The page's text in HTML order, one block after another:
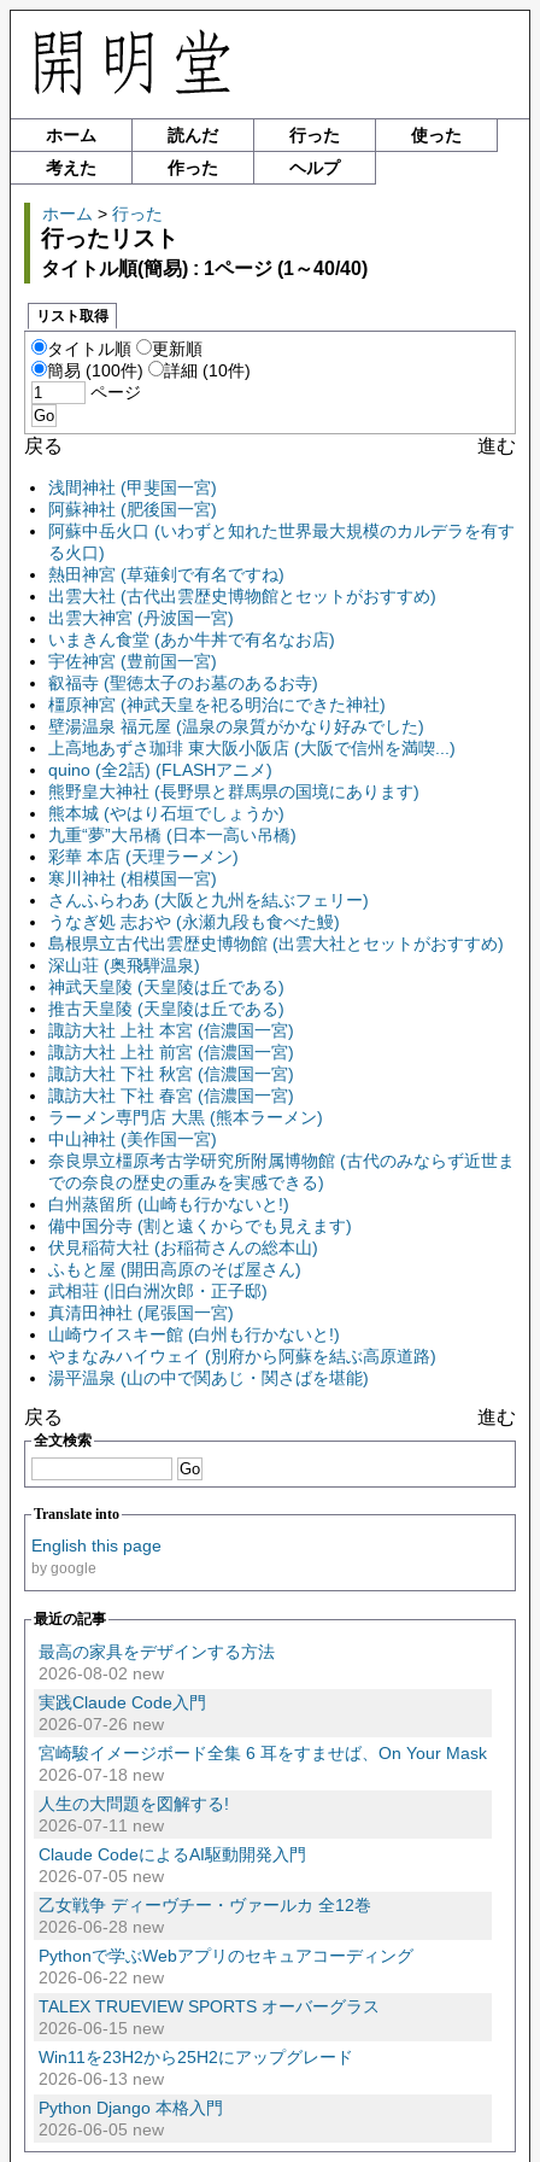
ホーム 読んだ 行った
使った
考えた
作った ヘルプ
ホーム > 行った
行ったリスト
タイトル順(簡易) : 1ページ (1～40/40)
リスト取得
タイトル順
更新順
簡易 (100件)
詳細 (10件)
ページ
戻る 進む
浅間神社 (甲斐国一宮)
阿蘇神社 (肥後国一宮)
阿蘇中岳火口 (いわずと知れた世界最大規模のカルデラを有す
る火口)
熱田神宮 (草薙剣で有名ですね)
出雲大社 (古代出雲歴史博物館とセットがおすすめ)
出雲大神宮 (丹波国一宮)
いまきん食堂 (あか牛丼で有名なお店)
宇佐神宮 (豊前国一宮)
叡福寺 (聖徳太子のお墓のあるお寺)
橿原神宮 (神武天皇を祀る明治にできた神社)
壁湯温泉 福元屋 (温泉の泉質がかなり好みでした)
上高地あずさ珈琲 東大阪小阪店 (大阪で信州を満喫...)
quino (全2話) (FLASHアニメ)
熊野皇大神社 (長野県と群馬県の国境にあります)
熊本城 (やはり石垣でしょうか)
九重“夢”大吊橋 (日本一高い吊橋)
彩華 本店 (天理ラーメン)
寒川神社 (相模国一宮)
さんふらわあ (大阪と九州を結ぶフェリー)
うなぎ処 志おや (永瀬九段も食べた鰻)
島根県立古代出雲歴史博物館 (出雲大社とセットがおすすめ)
深山荘 (奥飛騨温泉)
神武天皇陵 (天皇陵は丘である)
推古天皇陵 (天皇陵は丘である)
諏訪大社 上社 本宮 (信濃国一宮)
諏訪大社 上社 前宮 (信濃国一宮)
諏訪大社 下社 秋宮 (信濃国一宮)
諏訪大社 下社 春宮 (信濃国一宮)
ラーメン専門店 大黒 (熊本ラーメン)
中山神社 (美作国一宮)
奈良県立橿原考古学研究所附属博物館 (古代のみならず近世ま
での奈良の歴史の重みを実感できる)
白州蒸留所 (山崎も行かないと!)
備中国分寺 (割と遠くからでも見えます)
伏見稲荷大社 (お稲荷さんの総本山)
ふもと屋 (開田高原のそば屋さん)
武相荘 (旧白洲次郎・正子邸)
真清田神社 (尾張国一宮)
山崎ウイスキー館 (白州も行かないと!)
やまなみハイウェイ (別府から阿蘇を結ぶ高原道路)
湯平温泉 (山の中で関あじ・関さばを堪能)
戻る 進む
全文検索
Translate into
English this page
by google
最近の記事
最高の家具をデザインする方法
2026-08-02 new
実践Claude Code入門
2026-07-26 new
宮崎駿イメージボード全集 6 耳をすませば、On Your Mask
2026-07-18 new
人生の大問題を図解する!
2026-07-11 new
Claude CodeによるAI駆動開発入門
2026-07-05 new
乙女戦争 ディーヴチー・ヴァールカ 全12巻
2026-06-28 new
Pythonで学ぶWebアプリのセキュアコーディング
2026-06-22 new
TALEX TRUEVIEW SPORTS オーバーグラス
2026-06-15 new
Win11を23H2から25H2にアップグレード
2026-06-13 new
Python Django 本格入門
2026-06-05 new